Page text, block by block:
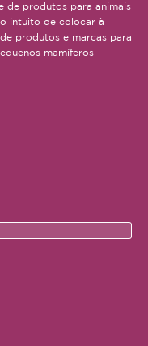
de produtos para animais
intuito de colocar à
produtos e marcas para
mamíferos